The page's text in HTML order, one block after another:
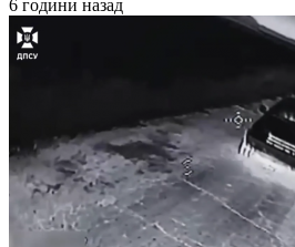
6 години назад